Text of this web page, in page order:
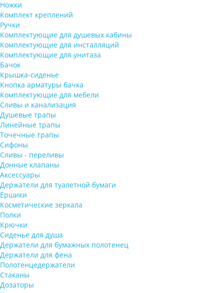
Ножки
Комплект креплений
Ручки
Комплектующие для душевых кабины
Комплектующие для инсталляций
Комплектующие для унитаза
Бачок
Крышка-сиденье
Кнопка арматуры бачка
Комплектующие для мебели
Сливы и канализация
Душевые трапы
Линейные трапы
Точечные трапы
Сифоны
Сливы - переливы
Донные клапаны
Аксессуары
Держатели для туалетной бумаги
Ёршики
Косметические зеркала
Полки
Крючки
Сиденье для душа
Держатели для бумажных полотенец
Держатели для фена
Полотенцедержатели
Стаканы
Дозаторы